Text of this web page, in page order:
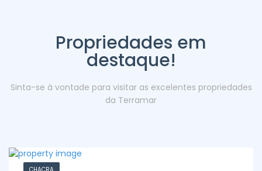
Propriedades em
destaque!
Sinta-se à vontade para visitar as excelentes propriedades
da Terramar